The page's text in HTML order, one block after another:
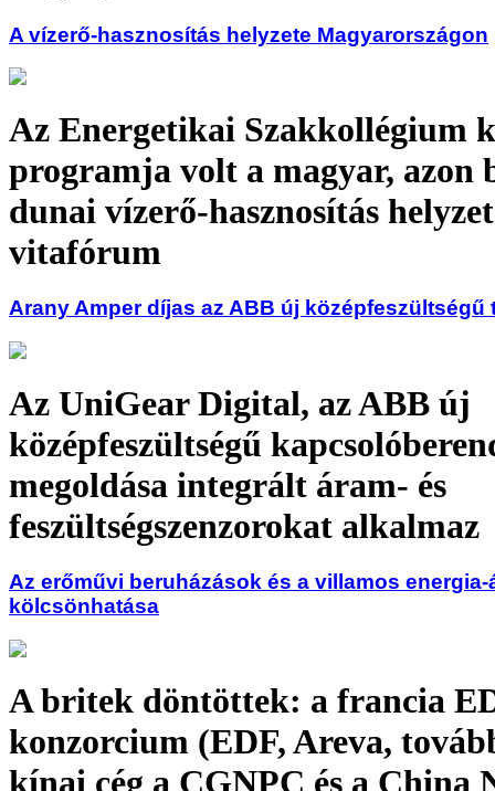
A vízerő-hasznosítás helyzete Magyarországon
Az Energetikai Szakkollégium
programja volt a magyar, azon
dunai vízerő-hasznosítás
vitafórum
Arany Amper díjas az ABB új középfeszültségű
Az UniGear Digital, az ABB új
középfeszültségű
megoldása integrált áram- és
feszültségszenzorokat alkalmaz
Az erőművi beruházások és a villamos energia-
kölcsönhatása
A britek döntöttek: a francia
konzorcium (EDF, Areva,
kínai cég a CGNPC és a China